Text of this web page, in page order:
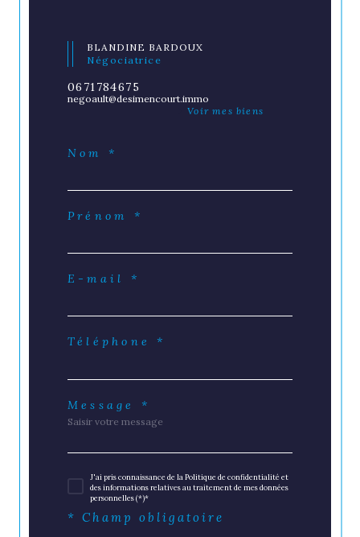
BLANDINE BARDOUX
Négociatrice
0671784675
negoault@desimencourt.immo
Voir mes biens
Nom *
Prénom *
E-mail *
Téléphone *
Message *
J'ai pris connaissance de la Politique de confidentialité et
des informations relatives au traitement de mes données
personnelles (*)*
* Champ obligatoire